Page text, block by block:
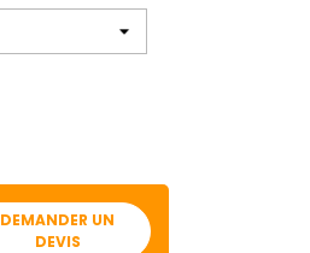
DEMANDER UN
DEVIS